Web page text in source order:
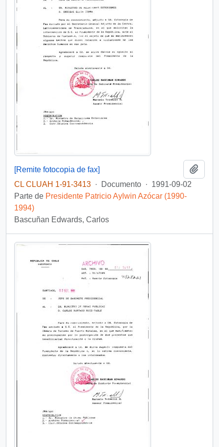
[Remite fotocopia de fax]
CL CLUAH 1-91-3413 · Documento · 1991-09-02
Parte de Presidente Patricio Aylwin Azócar (1990-
1994)
Bascuñan Edwards, Carlos